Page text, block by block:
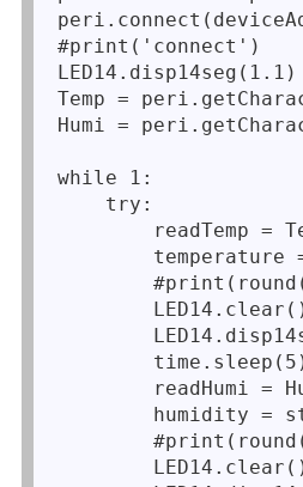
#print('connect')
LED14.disp14seg(1.1)
Temp =
Humi =
while 1:
    try:
readTemp =
temperature
readHumi =
humidity =